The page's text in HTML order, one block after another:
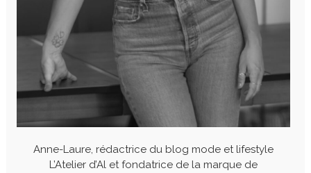
Anne-Laure, rédactrice du blog mode et lifestyle
L’Atelier d’Al et fondatrice de la marque de